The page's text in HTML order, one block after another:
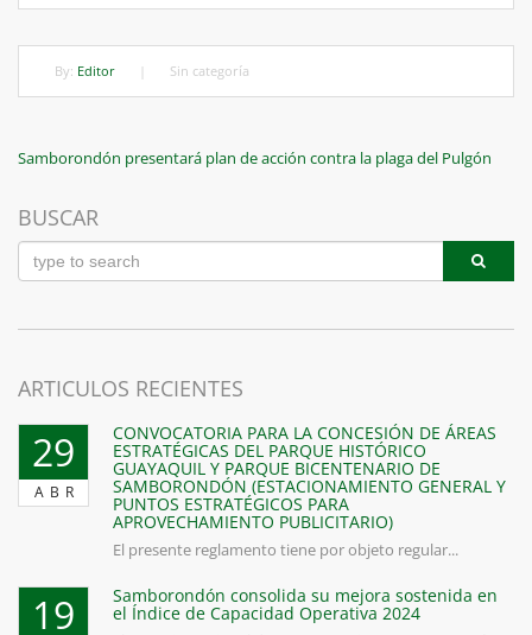
By: Editor Sin categoría
Navegación
de
entradas
Previous
Samborondón presentará plan de acción contra la plaga del Pulgón
BUSCAR
ARTICULOS RECIENTES
29
ABR
CONVOCATORIA PARA LA CONCESIÓN DE ÁREAS
ESTRATÉGICAS DEL PARQUE HISTÓRICO
GUAYAQUIL Y PARQUE BICENTENARIO DE
SAMBORONDÓN (ESTACIONAMIENTO GENERAL Y
PUNTOS ESTRATÉGICOS PARA
APROVECHAMIENTO PUBLICITARIO)
El presente reglamento tiene por objeto regular...
19 Samborondón consolida su mejora sostenida en
el Índice de Capacidad Operativa 2024